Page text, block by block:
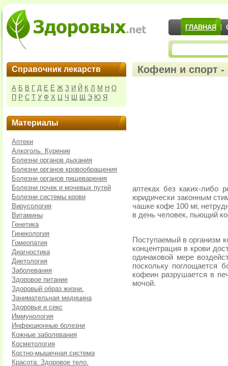
ГЛАВНАЯ
Справочник лекарств
А Б В Г Д Е Ё Ж З И Й К Л М Н О
П Р С Т У Ф Х Ц Ч Ш Щ Э Ю Я
Материалы
Аптеки
Алкоголь. Курение
Болезни органов дыхания
Болезни органов кровообращения
Болезни органов пищеварения
Болезни почек и мочевых путей
Болезни системы крови
Вирусология
Витамины
Генетика
Гинекология
Гомеопатия
Диагностика
Диетология
Заболевания
Здоровое питание
Здоровый образ жизни.
Занимательная медицина
Здоровье и секс
Иммунология
Инфекционные болезни
Кожные заболевания
Косметология
Костно-мышечная система
Красота. Здоровое тело.
Кофеин и спорт -
аптеках без каких-либо
юридически законным
чашке кофе 100 мг,
в день человек, пьющий
Поступаемый в организм
концентрация в крови
одинаковой мере
поскольку поглощается
кофеин разрушается в
мочой.